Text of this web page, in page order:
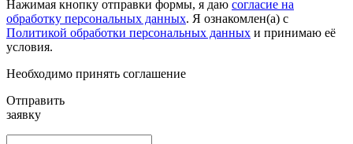
Нажимая кнопку отправки формы, я даю согласие на
обработку персональных данных. Я ознакомлен(а) с
Политикой обработки персональных данных и принимаю её
условия.
Необходимо принять соглашение
Отправить
заявку